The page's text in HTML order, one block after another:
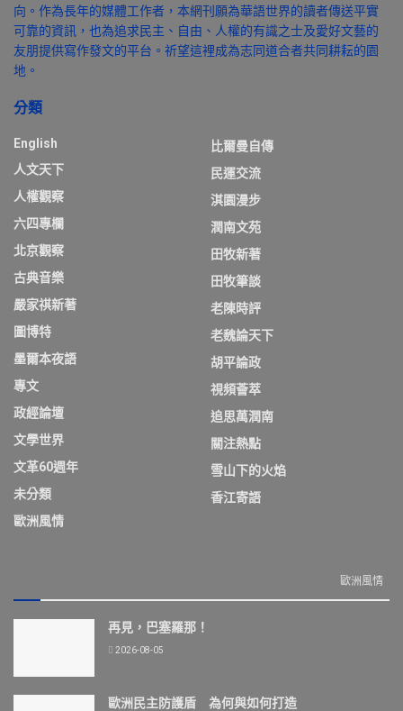
向。作為長年的媒體工作者，本網刊願為華語世界的讀者傳送平實
可靠的資訊，也為追求民主、自由、人權的有識之士及愛好文藝的
友朋提供寫作發文的平台。祈望這裡成為志同道合者共同耕耘的園
地。
分類
English
人文天下
人權觀察
六四專欄
北京觀察
古典音樂
嚴家祺新著
圖博特
墨爾本夜語
專文
政經論壇
文學世界
文革60週年
未分類
歐洲風情
比爾曼自傳
民運交流
淇園漫步
潤南文苑
田牧新著
田牧筆談
老陳時評
老魏論天下
胡平論政
視頻薈萃
追思萬潤南
關注熱點
雪山下的火焰
香江寄語
歐洲風情
再見，巴塞羅那！
2026-08-05
歐洲民主防護盾 為何與如何打造